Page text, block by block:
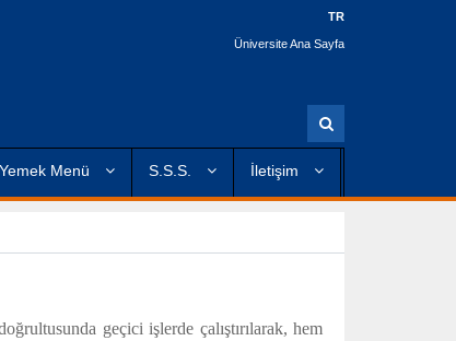
TR
Üniversite Ana Sayfa
r
Yemek Menü S.S.S. İletişim
geçici işlerde çalıştırılarak, hem